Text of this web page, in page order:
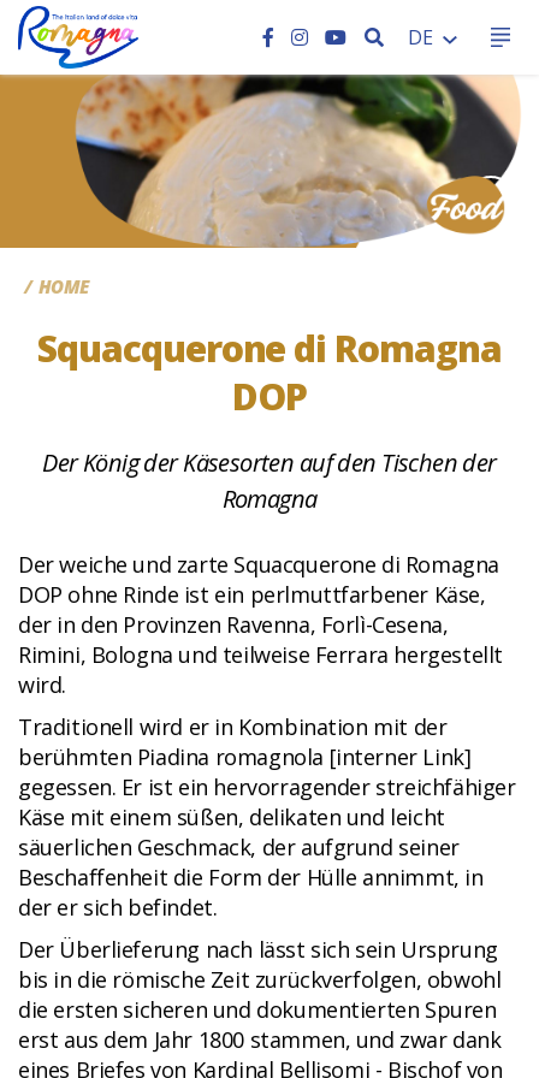
SEARCH
DE
CC
HOME
Squacquerone di Romagna
DOP
Der König der Käsesorten auf den Tischen der
Romagna
Der weiche und zarte Squacquerone di Romagna
DOP ohne Rinde ist ein perlmuttfarbener Käse,
der in den Provinzen Ravenna, Forlì-Cesena,
Rimini, Bologna und teilweise Ferrara hergestellt
wird.
Traditionell wird er in Kombination mit der
berühmten Piadina romagnola [interner Link]
gegessen. Er ist ein hervorragender streichfähiger
Käse mit einem süßen, delikaten und leicht
säuerlichen Geschmack, der aufgrund seiner
Beschaffenheit die Form der Hülle annimmt, in
der er sich befindet.
Der Überlieferung nach lässt sich sein Ursprung
bis in die römische Zeit zurückverfolgen, obwohl
die ersten sicheren und dokumentierten Spuren
erst aus dem Jahr 1800 stammen, und zwar dank
eines Briefes von Kardinal Bellisomi - Bischof von